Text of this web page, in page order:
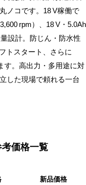
ノコです。18 V稼働で
rpm）、18 V・5.0Ah
設計。防じん・防水性
トスタート、さらに
す。高出力・多用途に対
した現場で頼れる一台
価格一覧
新品価格